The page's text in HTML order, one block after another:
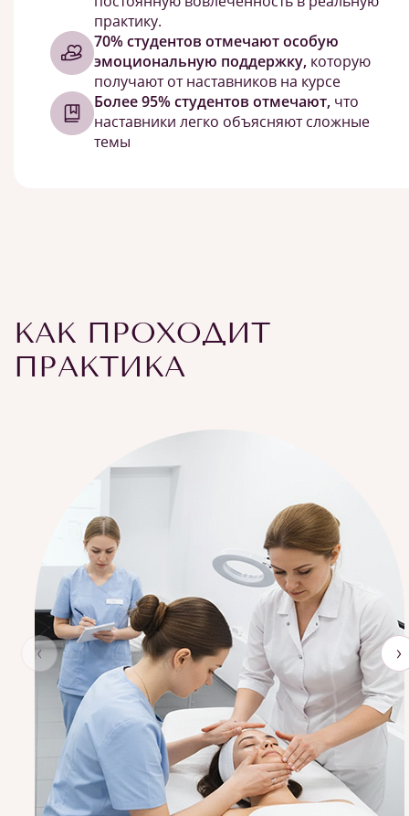
практику.
70% студентов отмечают особую
эмоциональную поддержку, которую
получают от наставников на курсе
Более 95% студентов отмечают, что
наставники легко объясняют сложные
темы
КАК ПРОХОДИТ
ПРАКТИКА
‹ ›